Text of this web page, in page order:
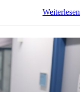
Weiterlesen